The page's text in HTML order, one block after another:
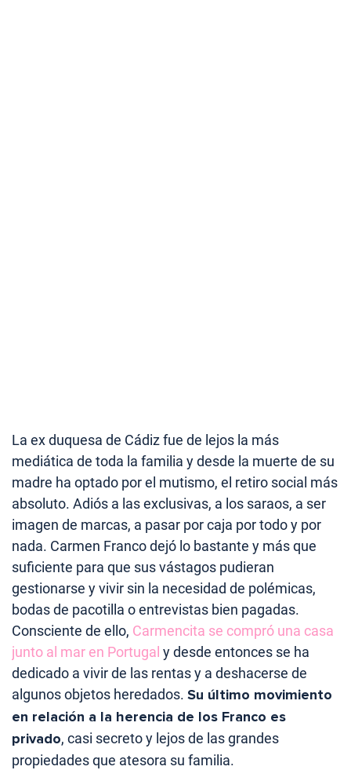
La ex duquesa de Cádiz fue de lejos la más
mediática de toda la familia y desde la muerte de su
madre ha optado por el mutismo, el retiro social más
absoluto. Adiós a las exclusivas, a los saraos, a ser
imagen de marcas, a pasar por caja por todo y por
nada. Carmen Franco dejó lo bastante y más que
suficiente para que sus vástagos pudieran
gestionarse y vivir sin la necesidad de polémicas,
bodas de pacotilla o entrevistas bien pagadas.
Consciente de ello, Carmencita se compró una casa
junto al mar en Portugal y desde entonces se ha
dedicado a vivir de las rentas y a deshacerse de
algunos objetos heredados. Su último movimiento
en relación a la herencia de los Franco es
privado, casi secreto y lejos de las grandes
propiedades que atesora su familia.